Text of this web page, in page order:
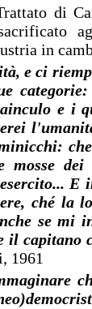
di
in
e ci
e i
mosse
E
ché la
se mi
il capitano
1961